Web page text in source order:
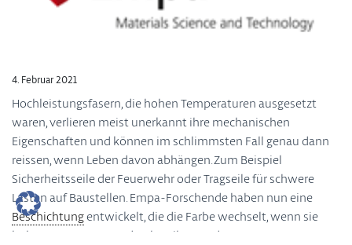
4. Februar 2021
Hochleistungsfasern, die hohen Temperaturen ausgesetzt
waren, verlieren meist unerkannt ihre mechanischen
Eigenschaften und können im schlimmsten Fall genau dann
reissen, wenn Leben davon abhängen. Zum Beispiel
Sicherheitsseile der Feuerwehr oder Tragseile für schwere
Lasten auf Baustellen. Empa-Forschende haben nun eine
Beschichtungentwickelt, die die Farbe wechselt, wenn sie
hohen Temperaturen durch Reibung oder Feuer ausgesetzt